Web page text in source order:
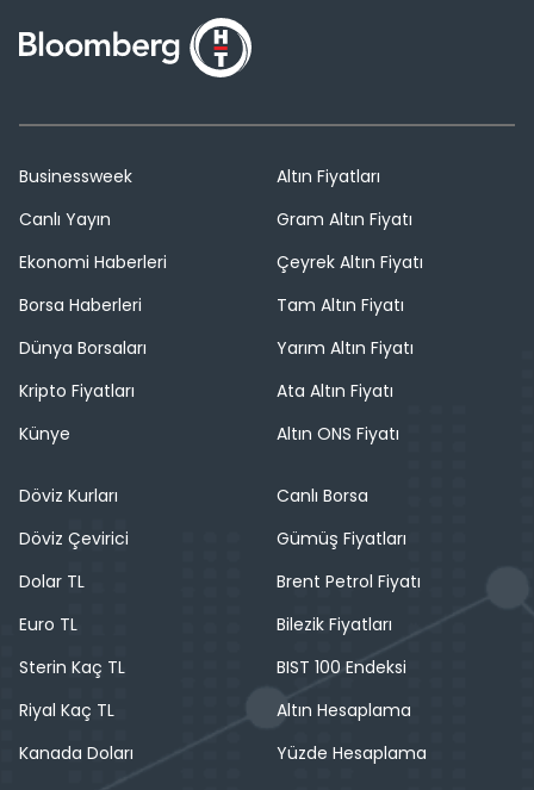
Businessweek
Canlı Yayın
Ekonomi Haberleri
Borsa Haberleri
Dünya Borsaları
Kripto Fiyatları
Künye
Altın Fiyatları
Gram Altın Fiyatı
Çeyrek Altın Fiyatı
Tam Altın Fiyatı
Yarım Altın Fiyatı
Ata Altın Fiyatı
Altın ONS Fiyatı
Döviz Kurları
Döviz Çevirici
Dolar TL
Euro TL
Sterin Kaç TL
Riyal Kaç TL
Kanada Doları
Canlı Borsa
Gümüş Fiyatları
Brent Petrol Fiyatı
Bilezik Fiyatları
BIST 100 Endeksi
Altın Hesaplama
Yüzde Hesaplama